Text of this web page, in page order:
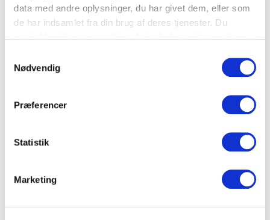
data med andre oplysninger, du har givet dem, eller som
de har indsamlet fra din brug af deres tjenester. Du
Nødvendig
Præferencer
Statistik
Marketing